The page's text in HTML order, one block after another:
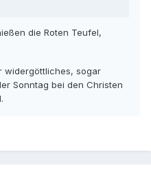
die Roten Teufel,
widergöttliches, sogar
Sonntag bei den Christen